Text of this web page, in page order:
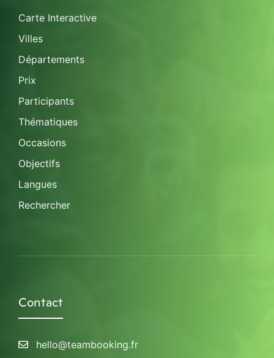
Carte Interactive
Villes
Départements
Prix
Participants
Thématiques
Occasions
Objectifs
Langues
Rechercher
Contact
hello@teambooking.fr